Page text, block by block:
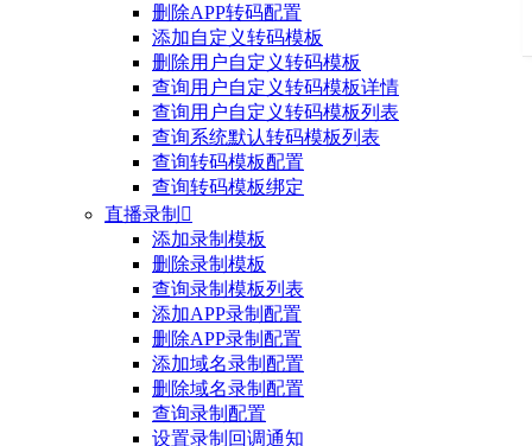
删除APP转码配置
添加自定义转码模板
删除用户自定义转码模板
查询用户自定义转码模板详情
查询用户自定义转码模板列表
查询系统默认转码模板列表
查询转码模板配置
查询转码模板绑定
直播录制 
添加录制模板
删除录制模板
查询录制模板列表
添加APP录制配置
删除APP录制配置
添加域名录制配置
删除域名录制配置
查询录制配置
设置录制回调通知